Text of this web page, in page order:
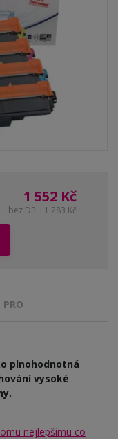
1 552 Kč
bez DPH 1 283 Kč
PRO
plnohodnotná
vysoké
nejlepšímu co